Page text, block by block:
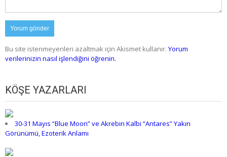
Bu site istenmeyenleri azaltmak için Akismet kullanır. Yorum
verilerinizin nasıl işlendiğini öğrenin.
KÖŞE YAZARLARI
30-31 Mayıs “Blue Moon” ve Akrebin Kalbi “Antares” Yakın
Görünümü, Ezoterik Anlamı